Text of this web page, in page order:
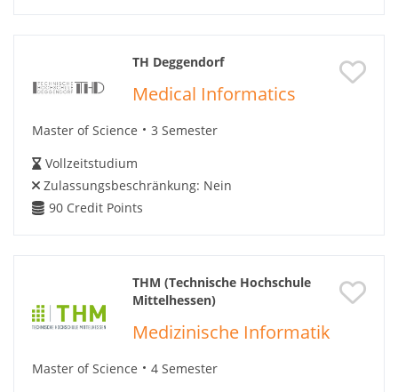
TH Deggendorf
Medical Informatics
Master of Science
3 Semester
Vollzeitstudium
Zulassungsbeschränkung: Nein
90 Credit Points
THM (Technische Hochschule
Mittelhessen)
Medizinische Informatik
Master of Science
4 Semester